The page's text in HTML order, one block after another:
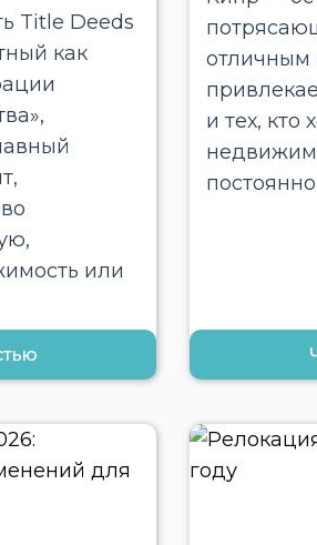
Title Deeds
как
или
отличным
и тех, кто